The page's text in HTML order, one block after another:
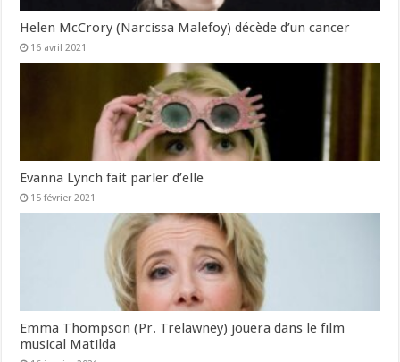
Helen McCrory (Narcissa Malefoy) décède d’un cancer
16 avril 2021
Evanna Lynch fait parler d’elle
15 février 2021
Emma Thompson (Pr. Trelawney) jouera dans le film
musical Matilda